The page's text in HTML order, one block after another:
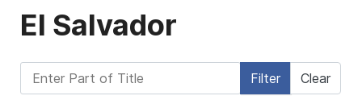
El Salvador
Enter Part of Title Filter Clear